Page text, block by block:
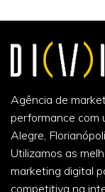
Agência de
performance com
Alegre,
Utilizamos as
marketing digital
competitiva na